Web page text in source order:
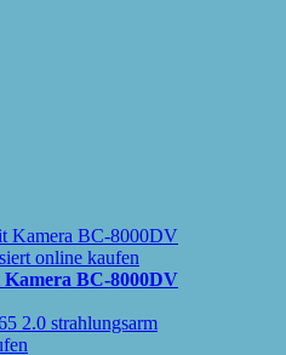
Kamera BC-8000DV